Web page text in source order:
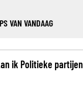
VAN VANDAAG
ik Politieke partijen